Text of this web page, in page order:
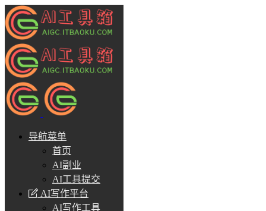
导航菜单
首页
AI副业
AI工具提交
AI写作平台
AI写作工具